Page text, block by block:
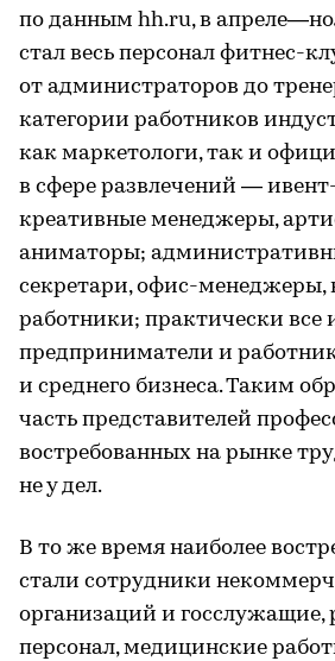
по данным hh.ru, в
стал весь персонал фитнес-
от администраторов до
категории работников
как маркетологи, так и
в сфере развлечений —
креативные менеджеры,
аниматоры;
секретари, офис-менеджеры,
работники; практически все
предприниматели и
и среднего бизнеса. Таким
часть представителей
востребованных на рынке
не у дел.
В то же время наиболее
стали сотрудники
организаций и госслужащие,
персонал, медицинские